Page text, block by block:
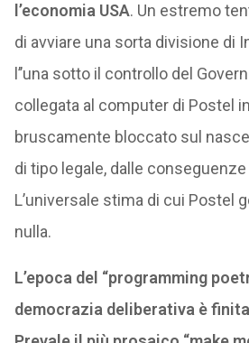
l’economia USA. Un estremo
di avviare una sorta divisione di
l’’una sotto il controllo del
collegata al computer di Postel
bruscamente bloccato sul
di tipo legale, dalle
L’universale stima di cui Postel
nulla.
L’epoca del “programming
democrazia deliberativa è